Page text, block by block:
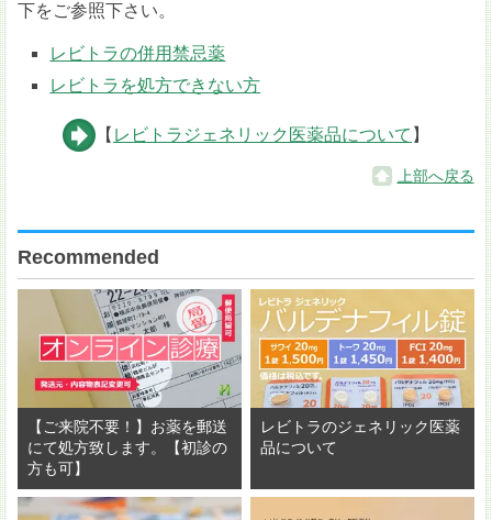
下をご参照下さい。
レビトラの併用禁忌薬
レビトラを処方できない方
【 レビトラジェネリック医薬品について 】
上部へ戻る
Recommended
【ご来院不要！】お薬を郵送
にて処方致します。【初診の
方も可】
レビトラのジェネリック医薬
品について